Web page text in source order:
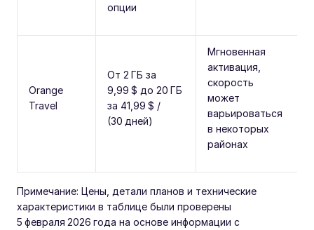
опции
Orange
Travel
От 2 ГБ за
9,99 $ до 20 ГБ
за 41,99 $ /
(30 дней)
Мгновенная
активация,
скорость
может
варьироваться
в некоторых
районах
Примечание: Цены, детали планов и технические
характеристики в таблице были проверены
5 февраля 2026 года на основе информации с